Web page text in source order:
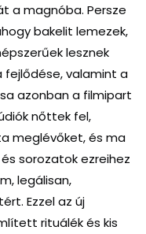
a magnóba. Persze
bakelit lemezek,
lesznek
fejlődése, valamint a
azonban a filmipart
nőttek fel,
meglévőket, és ma
sorozatok ezreihez
legálisan,
Ezzel az új
rituálék és kis